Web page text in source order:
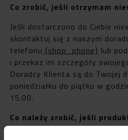
Co zrobić, jeśli otrzymam
Jeśli dostarczono do Ciebie
skontaktuj się z naszym
telefonu {shop_phone} lub
i przekaz im szczegóły
Doradcy Klienta są do Twojej
poniedziałku do piątku w
15.00.
Co należy zrobić, jeśli
lub jest wadliwy?